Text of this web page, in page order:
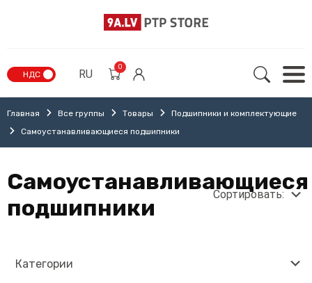
НДС RU
0
Главная Все группы Товары
Подшипники и комплектующие
Самоустанавливающиеся подшипники
Категории
Самоустанавливающиеся
подшипники
Сортировать: